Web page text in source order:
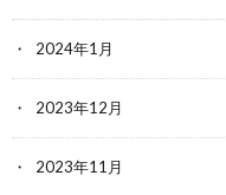
2024年1月
2023年12月
2023年11月